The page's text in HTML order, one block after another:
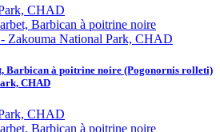
CHAD
Barbican à poitrine noire (Pogonornis rolleti)
CHAD
CHAD